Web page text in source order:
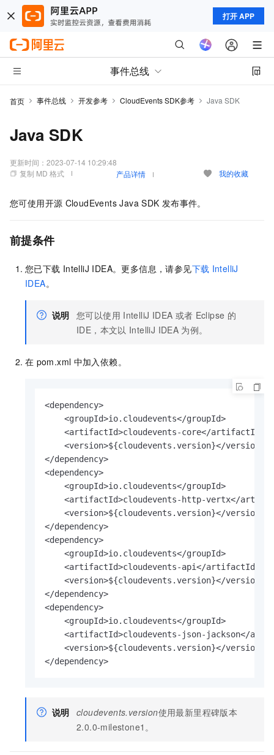
打开 APP
事件总线
首页 事件总线 开发参考 CloudEvents SDK参考 Java SDK
Java SDK
更新时间： 2023-07-14 10:29:48
复制 MD 格式
产品详情 我的收藏
您可使用开源 CloudEvents Java SDK 发布事件。
前提条件
您已下载 IntelliJ IDEA。更多信息，请参见下载 IntelliJ
IDEA。
说明 您可以使用 IntelliJ IDEA 或者 Eclipse 的
IDE，本文以 IntelliJ IDEA 为例。
在 pom.xml 中加入依赖。
<dependency>
    <groupId>io.cloudevents</groupId>
    <artifactId>cloudevents-core</artifactId>
    <version>${cloudevents.version}</version>
</dependency>
<dependency>
    <groupId>io.cloudevents</groupId>
<artifactId>cloudevents-http-vertx</
    <version>${cloudevents.version}</version>
</dependency>
<dependency>
    <groupId>io.cloudevents</groupId>
    <artifactId>cloudevents-api</artifactId>
    <version>${cloudevents.version}</version>
</dependency>
<dependency>
    <groupId>io.cloudevents</groupId>
<artifactId>cloudevents-json-jackson</
    <version>${cloudevents.version}</version>
</dependency>
说明 cloudevents.version使用最新里程碑版本
2.0.0-milestone1。